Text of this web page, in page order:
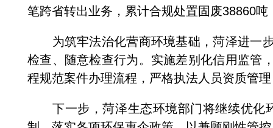
笔跨省转出业务，累计合规处置固废38860
为筑牢法治化营商环境基础，菏泽进一步
检查、随意检查行为。实施差别化信用监管
程规范案件办理流程，严格执法人员资质管
下一步，菏泽生态环境部门将继续优化